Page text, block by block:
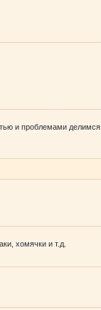
и проблемами делимся
хомячки и т.д.